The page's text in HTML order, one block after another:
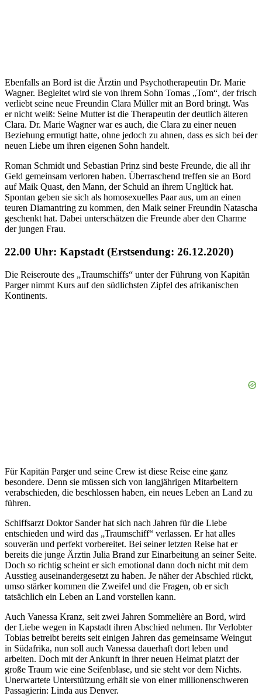
Ebenfalls an Bord ist die Ärztin und Psychotherapeutin Dr. Marie
Wagner. Begleitet wird sie von ihrem Sohn Tomas „Tom“, der frisch
verliebt seine neue Freundin Clara Müller mit an Bord bringt. Was
er nicht weiß: Seine Mutter ist die Therapeutin der deutlich älteren
Clara. Dr. Marie Wagner war es auch, die Clara zu einer neuen
Beziehung ermutigt hatte, ohne jedoch zu ahnen, dass es sich bei der
neuen Liebe um ihren eigenen Sohn handelt.
Roman Schmidt und Sebastian Prinz sind beste Freunde, die all ihr
Geld gemeinsam verloren haben. Überraschend treffen sie an Bord
auf Maik Quast, den Mann, der Schuld an ihrem Unglück hat.
Spontan geben sie sich als homosexuelles Paar aus, um an einen
teuren Diamantring zu kommen, den Maik seiner Freundin Natascha
geschenkt hat. Dabei unterschätzen die Freunde aber den Charme
der jungen Frau.
22.00 Uhr: Kapstadt (Erstsendung: 26.12.2020)
Die Reiseroute des „Traumschiffs“ unter der Führung von Kapitän
Parger nimmt Kurs auf den südlichsten Zipfel des afrikanischen
Kontinents.
Für Kapitän Parger und seine Crew ist diese Reise eine ganz
besondere. Denn sie müssen sich von langjährigen Mitarbeitern
verabschieden, die beschlossen haben, ein neues Leben an Land zu
führen.
Schiffsarzt Doktor Sander hat sich nach Jahren für die Liebe
entschieden und wird das „Traumschiff“ verlassen. Er hat alles
souverän und perfekt vorbereitet. Bei seiner letzten Reise hat er
bereits die junge Ärztin Julia Brand zur Einarbeitung an seiner Seite.
Doch so richtig scheint er sich emotional dann doch nicht mit dem
Ausstieg auseinandergesetzt zu haben. Je näher der Abschied rückt,
umso stärker kommen die Zweifel und die Fragen, ob er sich
tatsächlich ein Leben an Land vorstellen kann.
Auch Vanessa Kranz, seit zwei Jahren Sommelière an Bord, wird
der Liebe wegen in Kapstadt ihren Abschied nehmen. Ihr Verlobter
Tobias betreibt bereits seit einigen Jahren das gemeinsame Weingut
in Südafrika, nun soll auch Vanessa dauerhaft dort leben und
arbeiten. Doch mit der Ankunft in ihrer neuen Heimat platzt der
große Traum wie eine Seifenblase, und sie steht vor dem Nichts.
Unerwartete Unterstützung erhält sie von einer millionenschweren
Passagierin: Linda aus Denver.